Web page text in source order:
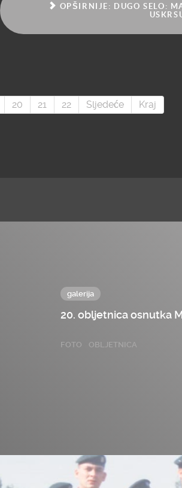
OPŠIRNIJE: DUGO SELO:
20 21 22 Sljedeće Kraj
galerija
20. obljetnica osnutka
FOTO OBLJETNICA